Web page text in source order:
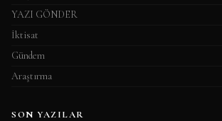
YAZI GÖNDER
İktisat
Gündem
Araştırma
SON YAZILAR